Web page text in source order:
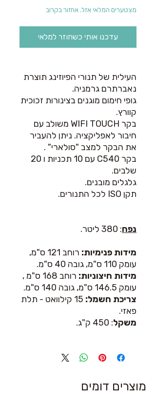
מצטערים המלאי אזל. אחזור בקרוב
עדכנו אותי כשחוזר למלאי
העילית של תנורי הפיוזינג תוצרת
נאברתרם גרמניה.
גופי חימום מוגנים בצינורות זכוכית
קוורץ.
בקר WIFI TOUCH משולב עם
חיבור לאפליקציה. ניתן להעביר
את הבקר למצב "סולארי" .
בקר C540 עם 10 תכניות ו 20
שלבים.
גלגלים מובנים.
תקן ISO לכל התנורים.
נפח: 380 ליטר.
מידות פנימיות:
רוחב 121 ס"מ,
עומק 110 ס"מ, גובה 40 ס"מ.
מידות חיצוניות:
רוחב 168 ס"מ ,
עומק 146.5 ס"מ, גובה 140 ס"מ.
צריכת חשמל:
15 קילוואט - תלת
פאזי.
משקל: 450 ק"ג.
מוצרים דומים